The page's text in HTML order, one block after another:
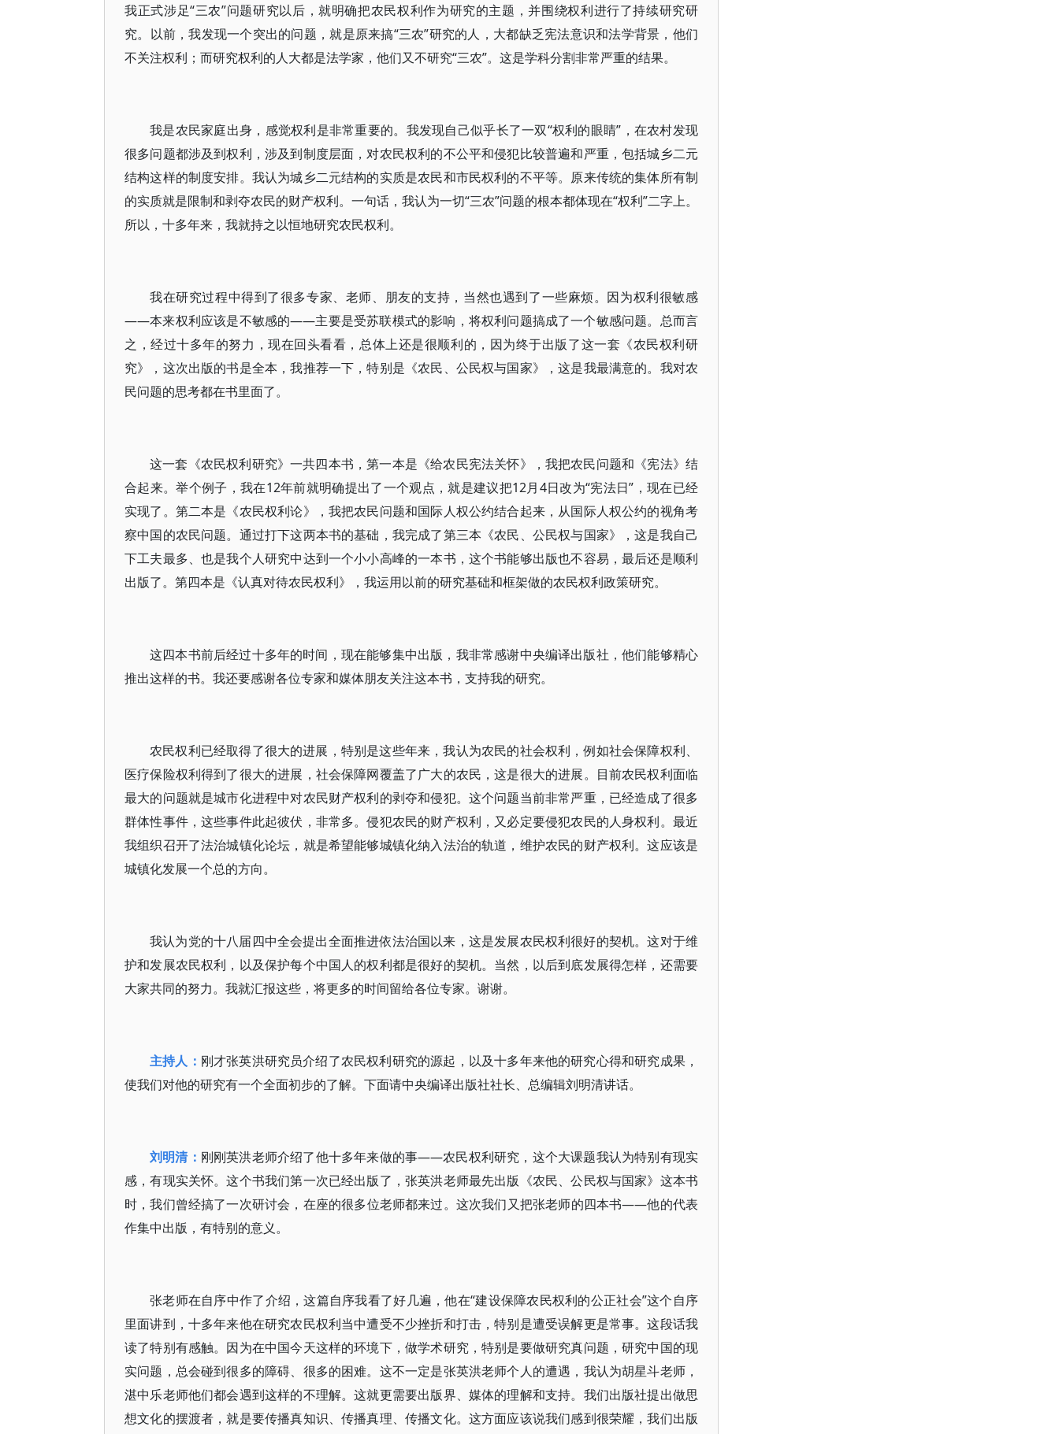
我正式涉足“三农”问题研究以后，就明确把农民权利作为研究的主题，并围绕权利进行了持续研究研
究。以前，我发现一个突出的问题，就是原来搞“三农”研究的人，大都缺乏宪法意识和法学背景，他们
不关注权利；而研究权利的人大都是法学家，他们又不研究“三农”。这是学科分割非常严重的结果。
我是农民家庭出身，感觉权利是非常重要的。我发现自己似乎长了一双“权利的眼睛”，在农村发现
很多问题都涉及到权利，涉及到制度层面，对农民权利的不公平和侵犯比较普遍和严重，包括城乡二元
结构这样的制度安排。我认为城乡二元结构的实质是农民和市民权利的不平等。原来传统的集体所有制
的实质就是限制和剥夺农民的财产权利。一句话，我认为一切“三农”问题的根本都体现在“权利”二字上。
所以，十多年来，我就持之以恒地研究农民权利。
我在研究过程中得到了很多专家、老师、朋友的支持，当然也遇到了一些麻烦。因为权利很敏感
——本来权利应该是不敏感的——主要是受苏联模式的影响，将权利问题搞成了一个敏感问题。总而言
之，经过十多年的努力，现在回头看看，总体上还是很顺利的，因为终于出版了这一套《农民权利研
究》，这次出版的书是全本，我推荐一下，特别是《农民、公民权与国家》，这是我最满意的。我对农
民问题的思考都在书里面了。
这一套《农民权利研究》一共四本书，第一本是《给农民宪法关怀》，我把农民问题和《宪法》结
合起来。举个例子，我在12年前就明确提出了一个观点，就是建议把12月4日改为“宪法日”，现在已经
实现了。第二本是《农民权利论》，我把农民问题和国际人权公约结合起来，从国际人权公约的视角考
察中国的农民问题。通过打下这两本书的基础，我完成了第三本《农民、公民权与国家》，这是我自己
下工夫最多、也是我个人研究中达到一个小小高峰的一本书，这个书能够出版也不容易，最后还是顺利
出版了。第四本是《认真对待农民权利》，我运用以前的研究基础和框架做的农民权利政策研究。
这四本书前后经过十多年的时间，现在能够集中出版，我非常感谢中央编译出版社，他们能够精心
推出这样的书。我还要感谢各位专家和媒体朋友关注这本书，支持我的研究。
农民权利已经取得了很大的进展，特别是这些年来，我认为农民的社会权利，例如社会保障权利、
医疗保险权利得到了很大的进展，社会保障网覆盖了广大的农民，这是很大的进展。目前农民权利面临
最大的问题就是城市化进程中对农民财产权利的剥夺和侵犯。这个问题当前非常严重，已经造成了很多
群体性事件，这些事件此起彼伏，非常多。侵犯农民的财产权利，又必定要侵犯农民的人身权利。最近
我组织召开了法治城镇化论坛，就是希望能够城镇化纳入法治的轨道，维护农民的财产权利。这应该是
城镇化发展一个总的方向。
我认为党的十八届四中全会提出全面推进依法治国以来，这是发展农民权利很好的契机。这对于维
护和发展农民权利，以及保护每个中国人的权利都是很好的契机。当然，以后到底发展得怎样，还需要
大家共同的努力。我就汇报这些，将更多的时间留给各位专家。谢谢。
主持人： 刚才张英洪研究员介绍了农民权利研究的源起，以及十多年来他的研究心得和研究成果，
使我们对他的研究有一个全面初步的了解。下面请中央编译出版社社长、总编辑刘明清讲话。
刘明清： 刚刚英洪老师介绍了他十多年来做的事——农民权利研究，这个大课题我认为特别有现实
感，有现实关怀。这个书我们第一次已经出版了，张英洪老师最先出版《农民、公民权与国家》这本书
时，我们曾经搞了一次研讨会，在座的很多位老师都来过。这次我们又把张老师的四本书——他的代表
作集中出版，有特别的意义。
张老师在自序中作了介绍，这篇自序我看了好几遍，他在“建设保障农民权利的公正社会”这个自序
里面讲到，十多年来他在研究农民权利当中遭受不少挫折和打击，特别是遭受误解更是常事。这段话我
读了特别有感触。因为在中国今天这样的环境下，做学术研究，特别是要做研究真问题，研究中国的现
实问题，总会碰到很多的障碍、很多的困难。这不一定是张英洪老师个人的遭遇，我认为胡星斗老师，
湛中乐老师他们都会遇到这样的不理解。这就更需要出版界、媒体的理解和支持。我们出版社提出做思
想文化的摆渡者，就是要传播真知识、传播真理、传播文化。这方面应该说我们感到很荣耀，我们出版